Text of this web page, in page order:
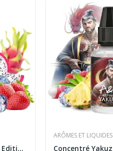
Concentré Kami Sweet Edition Ultimate 30ml
ARÔMES ET LIQUIDES